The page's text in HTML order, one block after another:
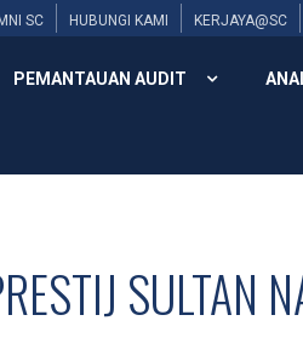
SC HUBUNGI KAMI KERJAYA@SC
PEMANTAUAN AUDIT
SULTAN